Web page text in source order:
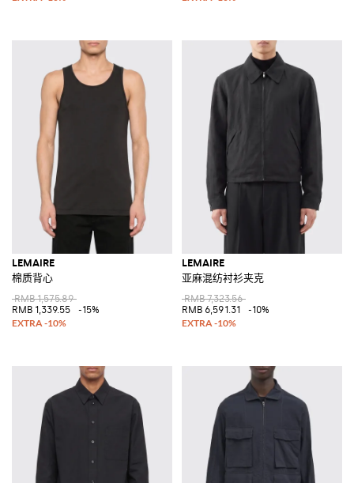
LEMAIRE
棉质背心
RMB 1,575.89
RMB 1,339.55
-15%
LEMAIRE
亚麻混纺衬衫夹克
RMB 7,323.56
RMB 6,591.31
-10%